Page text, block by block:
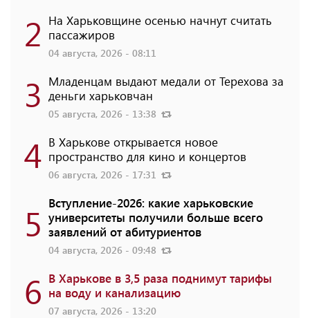
2 На Харьковщине осенью начнут считать
пассажиров
04 августа, 2026 - 08:11
3 Младенцам выдают медали от Терехова за
деньги харьковчан
05 августа, 2026 - 13:38
4 В Харькове открывается новое
пространство для кино и концертов
06 августа, 2026 - 17:31
5 Вступление-2026: какие харьковские
университеты получили больше всего
заявлений от абитуриентов
04 августа, 2026 - 09:48
6 В Харькове в 3,5 раза поднимут тарифы
на воду и канализацию
07 августа, 2026 - 13:20